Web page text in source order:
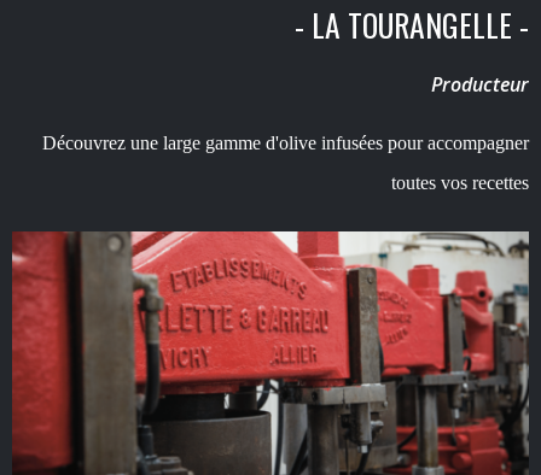
- LA TOURANGELLE -
Producteur
Découvrez une large gamme d'olive infusées pour accompagner
toutes vos recettes